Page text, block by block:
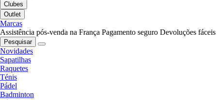
Clubes
Outlet
Marcas
Assistência pós-venda na França Pagamento seguro Devoluções fáceis
Pesquisar
Novidades
Sapatilhas
Raquetes
Ténis
Pádel
Badminton